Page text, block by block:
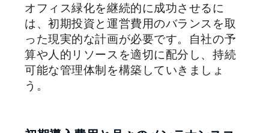
オフィス緑化を継続的に成功させるに
は、初期投資と運営費用のバランスを取
った現実的な計画が必要です。自社の予
算や人的リソースを適切に配分し、持続
可能な管理体制を構築していきましょ
う。